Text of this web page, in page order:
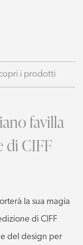
i prodotti
favilla
di CIFF
la sua magia
di CIFF
del design per